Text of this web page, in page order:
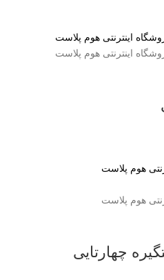
چهارتایی